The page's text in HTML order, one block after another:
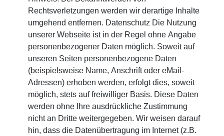
Rechtsverletzungen werden wir derartige Inhalte
umgehend entfernen. Datenschutz Die Nutzung
unserer Webseite ist in der Regel ohne Angabe
personenbezogener Daten möglich. Soweit auf
unseren Seiten personenbezogene Daten
(beispielsweise Name, Anschrift oder eMail-
Adressen) erhoben werden, erfolgt dies, soweit
möglich, stets auf freiwilliger Basis. Diese Daten
werden ohne Ihre ausdrückliche Zustimmung
nicht an Dritte weitergegeben. Wir weisen darauf
hin, dass die Datenübertragung im Internet (z.B.